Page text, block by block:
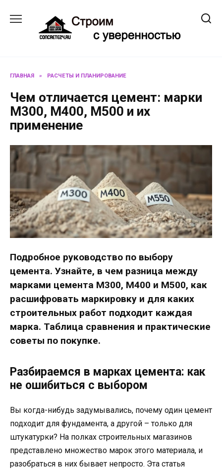
содержанию
ГЛАВНАЯ » РАСЧЕТЫ И ПЛАНИРОВАНИЕ
Чем отличается цемент: марки
М300, М400, М500 и их
применение
Подробное руководство по выбору
цемента. Узнайте, в чем разница между
марками цемента М300, М400 и М500, как
расшифровать маркировку и для каких
строительных работ подходит каждая
марка. Таблица сравнения и практические
советы по покупке.
Разбираемся в марках цемента: как
не ошибиться с выбором
Вы когда-нибудь задумывались, почему один цемент
подходит для фундамента, а другой – только для
штукатурки? На полках строительных магазинов
представлено множество марок этого материала, и
разобраться в них бывает непросто. Эта статья